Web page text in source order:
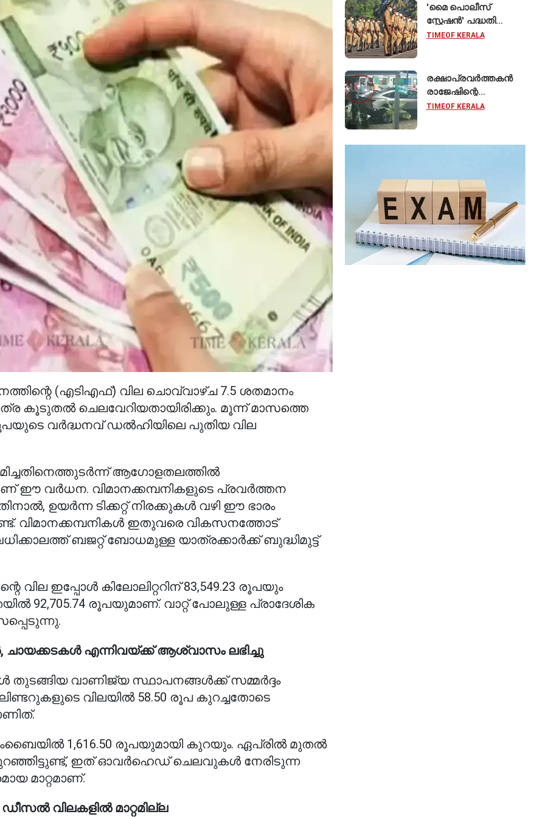
(എടിഎഫ്) വില ചൊവ്വാഴ്ച 7.5 ശതമാനം
കൂടുതൽ ചെലവേറിയതായിരിക്കും. മൂന്ന് മാസത്തെ
രൂപയുടെ വർദ്ധനവ് ഡൽഹിയിലെ പുതിയ വില
ആഗോളതലത്തിൽ
ഈ വർധന. വിമാനക്കമ്പനികളുടെ പ്രവർത്തന
ഉയർന്ന ടിക്കറ്റ് നിരക്കുകൾ വഴി ഈ ഭാരം
വിമാനക്കമ്പനികൾ ഇതുവരെ വികസനത്തോട്
ബജറ്റ് ബോധമുള്ള യാത്രക്കാർക്ക് ബുദ്ധിമുട്ട്
വില ഇപ്പോൾ കിലോലിറ്ററിന് 83,549.23 രൂപയും
92,705.74 രൂപയുമാണ്. വാറ്റ് പോലുള്ള പ്രാദേശിക
ചായക്കടകൾ എന്നിവയ്ക്ക് ആശ്വാസം ലഭിച്ചു
തുടങ്ങിയ വാണിജ്യ സ്ഥാപനങ്ങൾക്ക് സമ്മർദ്ദം
വിലയിൽ 58.50 രൂപ കുറച്ചതോടെ
1,616.50 രൂപയുമായി കുറയും. ഏപ്രിൽ മുതൽ
ഇത് ഓവർഹെഡ് ചെലവുകൾ നേരിടുന്ന
മാറ്റമാണ്.
വിലകളിൽ മാറ്റമില്ല
'മൈ പൊലീസ്
സ്റ്റേഷൻ' പദ്ധതി
ഓഗസ്റ്റ് 15 മുതൽ;
സ്റ്റേഷനുകളുടെയും
ചുമതല
എസ്‌ഐമാർക്ക്
TIMEOF KERALA
രക്ഷാപ്രവർത്തകൻ
രാജേഷിന്റെ
മൃതദേഹത്തോട്
TIMEOF KERALA